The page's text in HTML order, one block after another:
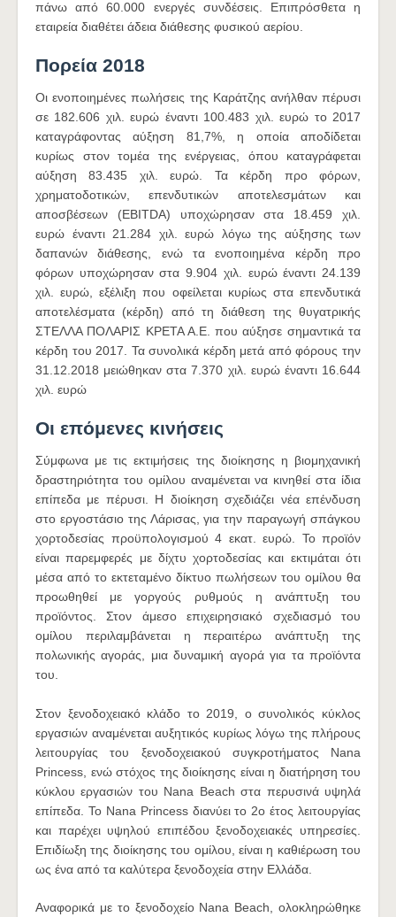
πάνω από 60.000 ενεργές συνδέσεις. Επιπρόσθετα η
εταιρεία διαθέτει άδεια διάθεσης φυσικού αερίου.
Πορεία 2018
Οι ενοποιημένες πωλήσεις της Καράτζης ανήλθαν πέρυσι
σε 182.606 χιλ. ευρώ έναντι 100.483 χιλ. ευρώ το 2017
καταγράφοντας αύξηση 81,7%, η οποία αποδίδεται
κυρίως στον τομέα της ενέργειας, όπου καταγράφεται
αύξηση 83.435 χιλ. ευρώ. Τα κέρδη προ φόρων,
χρηματοδοτικών, επενδυτικών αποτελεσμάτων και
αποσβέσεων (EBITDA) υποχώρησαν στα 18.459 χιλ.
ευρώ έναντι 21.284 χιλ. ευρώ λόγω της αύξησης των
δαπανών διάθεσης, ενώ τα ενοποιημένα κέρδη προ
φόρων υποχώρησαν στα 9.904 χιλ. ευρώ έναντι 24.139
χιλ. ευρώ, εξέλιξη που οφείλεται κυρίως στα επενδυτικά
αποτελέσματα (κέρδη) από τη διάθεση της θυγατρικής
ΣΤΕΛΛΑ ΠΟΛΑΡΙΣ ΚΡΕΤΑ Α.Ε. που αύξησε σημαντικά τα
κέρδη του 2017. Τα συνολικά κέρδη μετά από φόρους την
31.12.2018 μειώθηκαν στα 7.370 χιλ. ευρώ έναντι 16.644
χιλ. ευρώ
Οι επόμενες κινήσεις
Σύμφωνα με τις εκτιμήσεις της διοίκησης η βιομηχανική
δραστηριότητα του ομίλου αναμένεται να κινηθεί στα ίδια
επίπεδα με πέρυσι. Η διοίκηση σχεδιάζει νέα επένδυση
στο εργοστάσιο της Λάρισας, για την παραγωγή σπάγκου
χορτοδεσίας προϋπολογισμού 4 εκατ. ευρώ. Το προϊόν
είναι παρεμφερές με δίχτυ χορτοδεσίας και εκτιμάται ότι
μέσα από το εκτεταμένο δίκτυο πωλήσεων του ομίλου θα
προωθηθεί με γοργούς ρυθμούς η ανάπτυξη του
προϊόντος. Στον άμεσο επιχειρησιακό σχεδιασμό του
ομίλου περιλαμβάνεται η περαιτέρω ανάπτυξη της
πολωνικής αγοράς, μια δυναμική αγορά για τα προϊόντα
του.
Στον ξενοδοχειακό κλάδο το 2019, ο συνολικός κύκλος
εργασιών αναμένεται αυξητικός κυρίως λόγω της πλήρους
λειτουργίας του ξενοδοχειακού συγκροτήματος Nana
Princess, ενώ στόχος της διοίκησης είναι η διατήρηση του
κύκλου εργασιών του Nana Beach στα περυσινά υψηλά
επίπεδα. Το Nana Princess διανύει το 2ο έτος λειτουργίας
και παρέχει υψηλού επιπέδου ξενοδοχειακές υπηρεσίες.
Επιδίωξη της διοίκησης του ομίλου, είναι η καθιέρωση του
ως ένα από τα καλύτερα ξενοδοχεία στην Ελλάδα.
Αναφορικά με το ξενοδοχείο Nana Beach, ολοκληρώθηκε